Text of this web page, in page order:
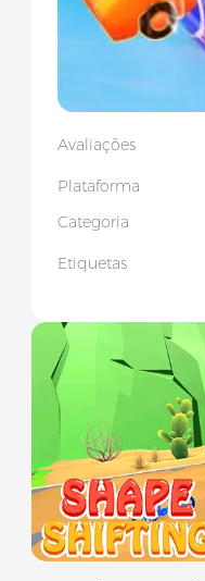
Slide 1 of 1
Avaliações
Plataforma
Categoria
Etiquetas